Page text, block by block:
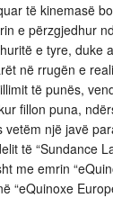
të kinemasë
e përzgjedhur
e tyre, duke
në rrugën e
të punës,
fillon puna,
një javë
të “Sundance
me emrin
“eQuinoxe